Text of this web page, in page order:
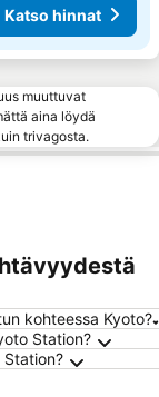
Katso hinnat
muuttuvat
aina löydä
trivagosta.
kohteessa Kyoto?
Station?